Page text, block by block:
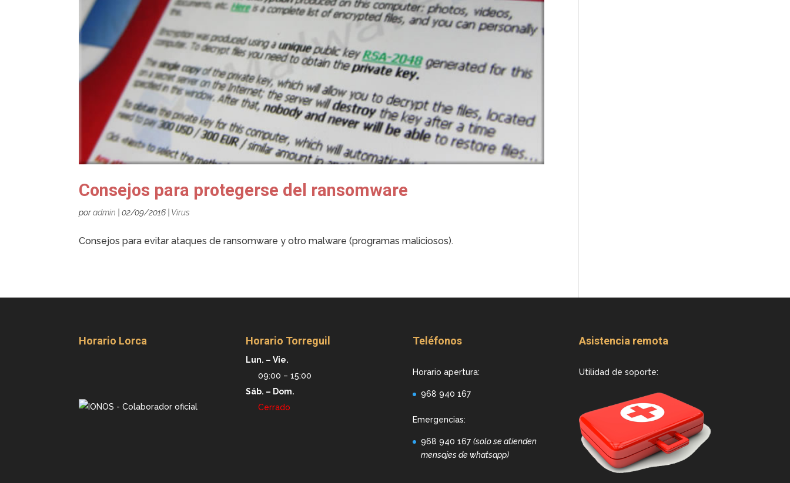
Consejos para protegerse del ransomware
poradmin |02/09/2016 Virus
Consejos para evitar ataques de ransomware y otro malware (programas maliciosos).
Horario Lorca Horario Torreguil
Lun. – Vie.
09:00 – 15:00
Sáb. – Dom.
Cerrado
Teléfonos
Horario apertura:
968 940 167
Emergencias:
968 940 167 (solo se atienden
mensajes de whatsapp)
Asistencia remota
Utilidad de soporte: